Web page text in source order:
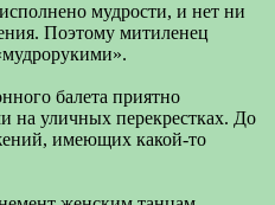
мудрости, и нет ни
Поэтому митиленец
балета приятно
на уличных перекрестках. До
имеющих какой-то